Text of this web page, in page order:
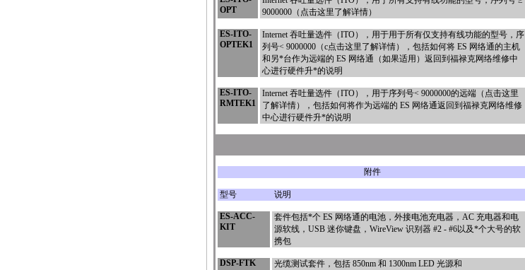
OPT
9000000（ 点击这里了解详情）
ES-ITO-
OPTEK1
Internet 吞吐量选件（ITO），用于用于所有仅支持有线功能的型号，序
列号< 9000000（c点击这里了解详情），包括如何将 ES 网络通的主机
和另*台作为远端的 ES 网络通（如果适用）返回到福禄克网络维修中
心进行硬件升*的说明
ES-ITO-
RMTEK1
Internet 吞吐量选件（ITO），用于序列号< 9000000的远端（ 点击这里
了解详情），包括如何将作为远端的 ES 网络通返回到福禄克网络维修
中心进行硬件升*的说明
附件
型号 说明
ES-ACC-
KIT
套件包括*个 ES 网络通的电池，外接电池充电器，AC 充电器和电
源软线，USB 迷你键盘，WireView 识别器 #2 - #6以及*个大号的软
携包
DSP-FTK
光缆测试套件，包括 850nm 和 1300nm LED 光源和